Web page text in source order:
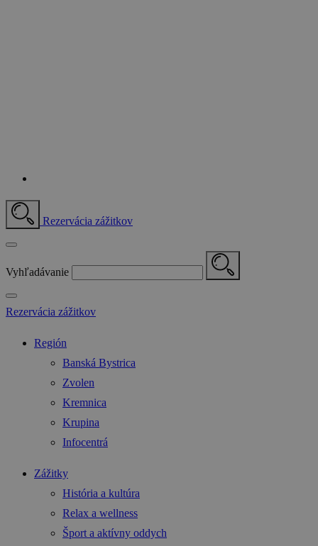
Rezervácia zážitkov
Vyhľadávanie
Rezervácia zážitkov
Región
Banská Bystrica
Zvolen
Kremnica
Krupina
Infocentrá
Zážitky
História a kultúra
Relax a wellness
Šport a aktívny oddych